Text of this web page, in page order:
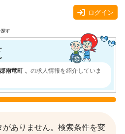
ログイン
探す
雨竜町 、 の求人情報を紹介していま
ありません。検索条件を変